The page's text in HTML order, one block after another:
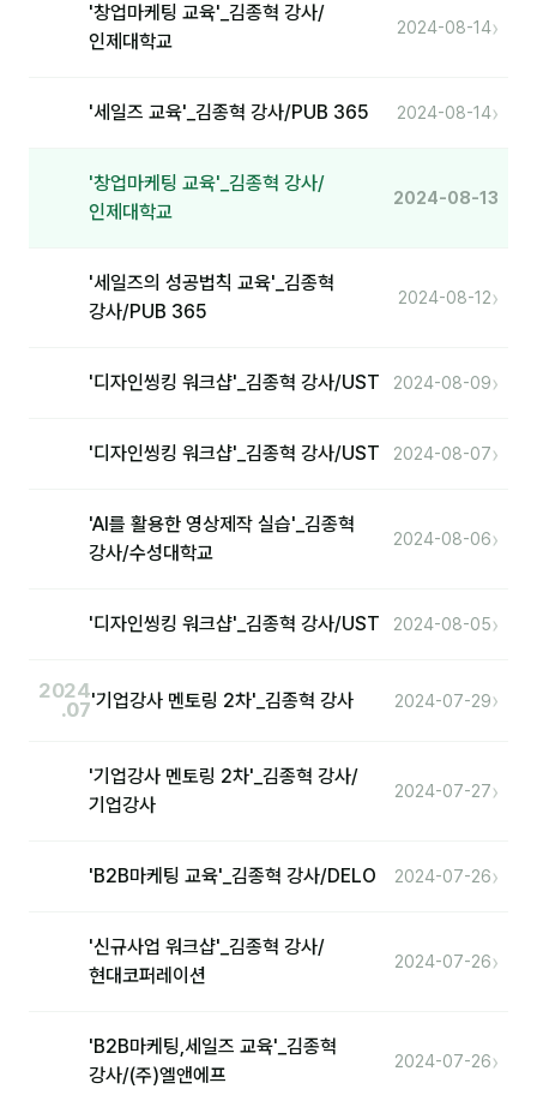
트렌드 리포트
영상자료실
1:1 문의
공지사항
자주 묻는 질문
'창업마케팅 교육'_김종혁 강사/
인제대학교
2024-08-14›
'세일즈 교육'_김종혁 강사/PUB 365 2024-08-14›
'창업마케팅 교육'_김종혁 강사/
인제대학교
2024-08-13
'세일즈의 성공법칙 교육'_김종혁
강사/PUB 365
2024-08-12›
'디자인씽킹 워크샵'_김종혁 강사/UST 2024-08-09›
'디자인씽킹 워크샵'_김종혁 강사/UST 2024-08-07›
'AI를 활용한 영상제작 실습'_김종혁
강사/수성대학교
2024-08-06›
'디자인씽킹 워크샵'_김종혁 강사/UST 2024-08-05›
2024
.07'기업강사 멘토링 2차'_김종혁 강사 2024-07-29›
'기업강사 멘토링 2차'_김종혁 강사/
기업강사
2024-07-27›
'B2B마케팅 교육'_김종혁 강사/DELO 2024-07-26›
'신규사업 워크샵'_김종혁 강사/
현대코퍼레이션
2024-07-26›
'B2B마케팅,세일즈 교육'_김종혁
강사/(주)엘앤에프
2024-07-26›